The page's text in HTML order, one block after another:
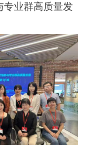
专业群高质量发